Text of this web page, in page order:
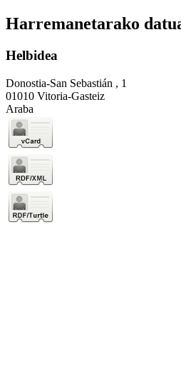
Harremanetarako
Helbidea
Donostia-San Sebastián , 1
01010 Vitoria-Gasteiz
Araba